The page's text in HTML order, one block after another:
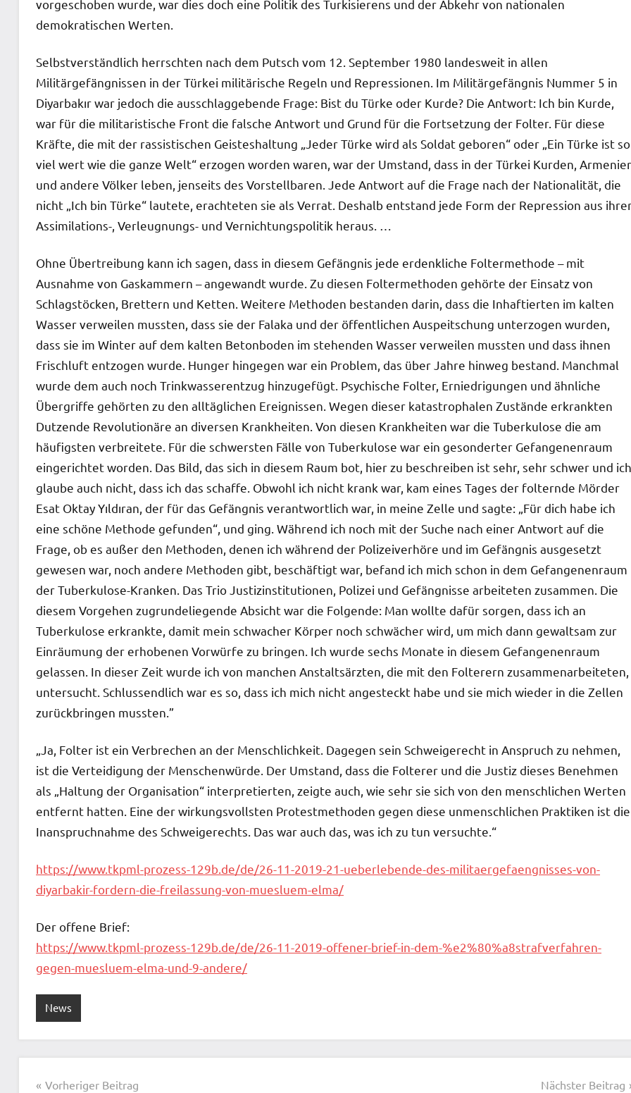
vorgeschoben wurde, war dies doch eine Politik des Turkisierens und der Abkehr von nationalen
demokratischen Werten.
Selbstverständlich herrschten nach dem Putsch vom 12. September 1980 landesweit in allen
Militärgefängnissen in der Türkei militärische Regeln und Repressionen. Im Militärgefängnis Nummer 5 in
Diyarbakır war jedoch die ausschlaggebende Frage: Bist du Türke oder Kurde? Die Antwort: Ich bin Kurde,
war für die militaristische Front die falsche Antwort und Grund für die Fortsetzung der Folter. Für diese
Kräfte, die mit der rassistischen Geisteshaltung „Jeder Türke wird als Soldat geboren“ oder „Ein Türke ist so
viel wert wie die ganze Welt“ erzogen worden waren, war der Umstand, dass in der Türkei Kurden, Armenier
und andere Völker leben, jenseits des Vorstellbaren. Jede Antwort auf die Frage nach der Nationalität, die
nicht „Ich bin Türke“ lautete, erachteten sie als Verrat. Deshalb entstand jede Form der Repression aus
Assimilations-, Verleugnungs- und Vernichtungspolitik heraus. …
Ohne Übertreibung kann ich sagen, dass in diesem Gefängnis jede erdenkliche Foltermethode – mit
Ausnahme von Gaskammern – angewandt wurde. Zu diesen Foltermethoden gehörte der Einsatz von
Schlagstöcken, Brettern und Ketten. Weitere Methoden bestanden darin, dass die Inhaftierten im kalten
Wasser verweilen mussten, dass sie der Falaka und der öffentlichen Auspeitschung unterzogen wurden,
dass sie im Winter auf dem kalten Betonboden im stehenden Wasser verweilen mussten und dass ihnen
Frischluft entzogen wurde. Hunger hingegen war ein Problem, das über Jahre hinweg bestand. Manchmal
wurde dem auch noch Trinkwasserentzug hinzugefügt. Psychische Folter, Erniedrigungen und ähnliche
Übergriffe gehörten zu den alltäglichen Ereignissen. Wegen dieser katastrophalen Zustände erkrankten
Dutzende Revolutionäre an diversen Krankheiten. Von diesen Krankheiten war die Tuberkulose die am
häufigsten verbreitete. Für die schwersten Fälle von Tuberkulose war ein gesonderter Gefangenenraum
eingerichtet worden. Das Bild, das sich in diesem Raum bot, hier zu beschreiben ist sehr, sehr schwer und ich
glaube auch nicht, dass ich das schaffe. Obwohl ich nicht krank war, kam eines Tages der folternde Mörder
Esat Oktay Yıldıran, der für das Gefängnis verantwortlich war, in meine Zelle und sagte: „Für dich habe ich
eine schöne Methode gefunden“, und ging. Während ich noch mit der Suche nach einer Antwort auf die
Frage, ob es außer den Methoden, denen ich während der Polizeiverhöre und im Gefängnis ausgesetzt
gewesen war, noch andere Methoden gibt, beschäftigt war, befand ich mich schon in dem Gefangenenraum
der Tuberkulose-Kranken. Das Trio Justizinstitutionen, Polizei und Gefängnisse arbeiteten zusammen. Die
diesem Vorgehen zugrundeliegende Absicht war die Folgende: Man wollte dafür sorgen, dass ich an
Tuberkulose erkrankte, damit mein schwacher Körper noch schwächer wird, um mich dann gewaltsam zur
Einräumung der erhobenen Vorwürfe zu bringen. Ich wurde sechs Monate in diesem Gefangenenraum
gelassen. In dieser Zeit wurde ich von manchen Anstaltsärzten, die mit den Folterern zusammenarbeiteten,
untersucht. Schlussendlich war es so, dass ich mich nicht angesteckt habe und sie mich wieder in die Zellen
zurückbringen mussten.”
„Ja, Folter ist ein Verbrechen an der Menschlichkeit. Dagegen sein Schweigerecht in Anspruch zu nehmen,
ist die Verteidigung der Menschenwürde. Der Umstand, dass die Folterer und die Justiz dieses Benehmen
als „Haltung der Organisation“ interpretierten, zeigte auch, wie sehr sie sich von den menschlichen Werten
entfernt hatten. Eine der wirkungsvollsten Protestmethoden gegen diese unmenschlichen Praktiken ist die
Inanspruchnahme des Schweigerechts. Das war auch das, was ich zu tun versuchte.“
https://www.tkpml-prozess-129b.de/de/26-11-2019-21-ueberlebende-des-militaergefaengnisses-von-
diyarbakir-fordern-die-freilassung-von-muesluem-elma/
Der offene Brief:
https://www.tkpml-prozess-129b.de/de/26-11-2019-offener-brief-in-dem-%e2%80%a8strafverfahren-
gegen-muesluem-elma-und-9-andere/
News
Beitragsnavigation
Vorheriger Beitrag Nächster Beitrag